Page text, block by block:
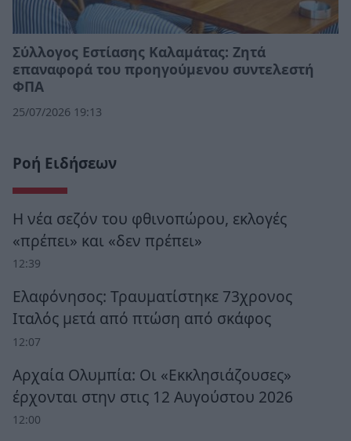
Σύλλογος Εστίασης Καλαμάτας: Ζητά
επαναφορά του προηγούμενου συντελεστή
ΦΠΑ
25/07/2026 19:13
Ροή Ειδήσεων
Η νέα σεζόν του φθινοπώρου, εκλογές
«πρέπει» και «δεν πρέπει»
12:39
Ελαφόνησος: Τραυματίστηκε 73χρονος
Ιταλός μετά από πτώση από σκάφος
12:07
Αρχαία Ολυμπία: Οι «Εκκλησιάζουσες»
έρχονται στην στις 12 Αυγούστου 2026
12:00